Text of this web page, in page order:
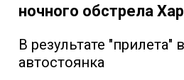
ночного обстрела
В результате "прилета"
автостоянка